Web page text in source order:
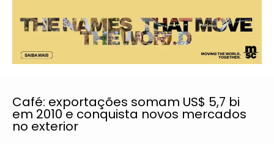
Café: exportações somam US$ 5,7 bi
em 2010 e conquista novos mercados
no exterior